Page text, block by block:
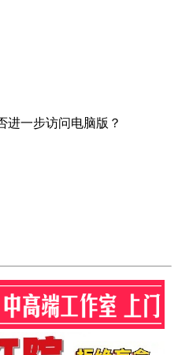
进一步访问电脑版？